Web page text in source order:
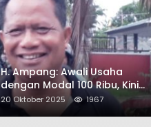
H. Ampang: Awali Usaha
dengan Modal 100 Ribu, Kini
Jadi Jutawan
20 Oktober 2025 1967